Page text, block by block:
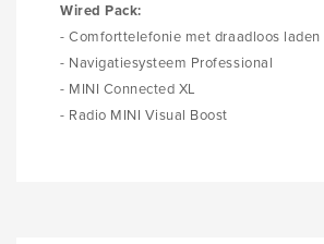
Wired Pack:
- Comforttelefonie met draadloos laden
- Navigatiesysteem Professional
- MINI Connected XL
- Radio MINI Visual Boost